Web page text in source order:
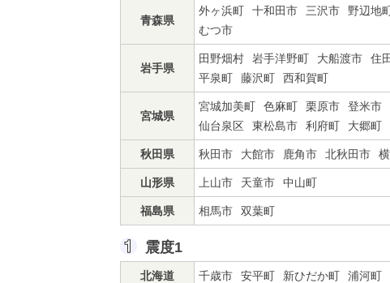
青森県
外ヶ浜町 十和田市 三沢市 野辺地
むつ市
岩手県
田野畑村 岩手洋野町 大船渡市 住
平泉町
藤沢町 西和賀町
宮城県
宮城加美町 色麻町 栗原市 登米市
仙台泉区
東松島市 利府町 大郷町
秋田県 秋田市 大館市 鹿角市 北秋田市
山形県 上山市 天童市 中山町
福島県 相馬市 双葉町
震度1
北海道 千歳市 安平町 新ひだか町 浦河町